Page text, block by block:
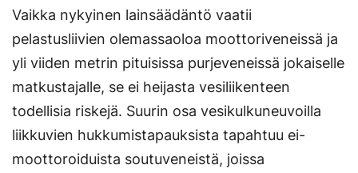
Vaikka nykyinen lainsäädäntö vaatii
pelastusliivien olemassaoloa moottoriveneissä ja
yli viiden metrin pituisissa purjeveneissä jokaiselle
matkustajalle, se ei heijasta vesiliikenteen
todellisia riskejä. Suurin osa vesikulkuneuvoilla
liikkuvien hukkumistapauksista tapahtuu ei-
moottoroiduista soutuveneistä, joissa